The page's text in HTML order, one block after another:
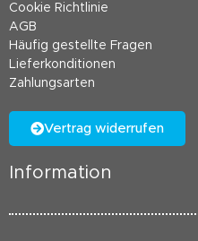
Cookie Richtlinie
AGB
Häufig gestellte Fragen
Lieferkonditionen
Zahlungsarten
Vertrag widerrufen
Information